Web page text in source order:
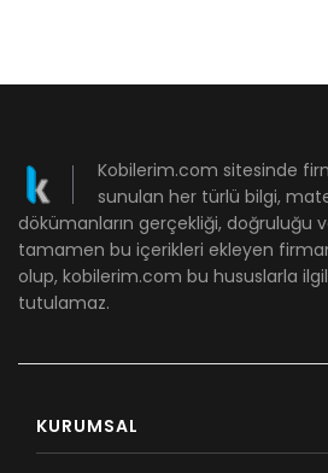
Kobilerim.com sitesinde
sunulan her türlü bilgi,
dökümanların gerçekliği, doğruluğu
tamamen bu içerikleri ekleyen
olup, kobilerim.com bu hususlarla
tutulamaz.
KURUMSAL